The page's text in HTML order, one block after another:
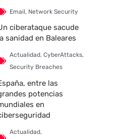
Email, Network Security
ciberataque sacude
sanidad en Baleares
Actualidad, CyberAttacks,
Security Breaches
entre las
potencias
en
Actualidad,